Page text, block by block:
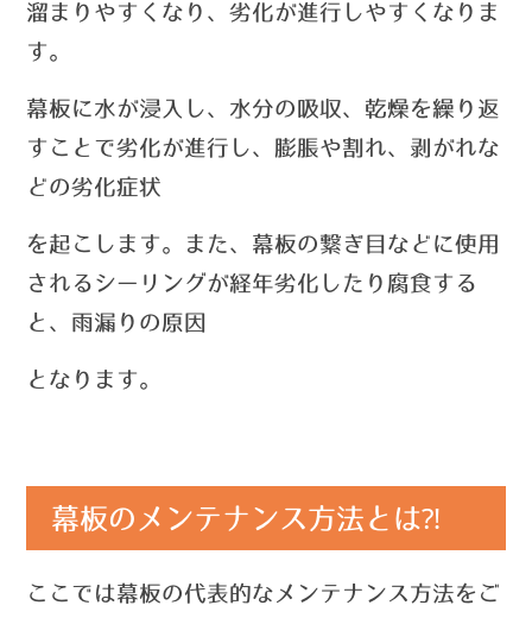
溜まりやすくなり、劣化が進行しやすくなりま
す。
幕板に水が浸入し、水分の吸収、乾燥を繰り返
すことで劣化が進行し、膨脹や割れ、剥がれな
どの劣化症状
を起こします。
また、幕板の繋ぎ目などに使用
されるシーリングが経年劣化したり腐食する
と、雨漏りの原因
となります。
幕板のメンテナンス方法とは⁈
ここでは幕板の代表的なメンテナンス方法をご